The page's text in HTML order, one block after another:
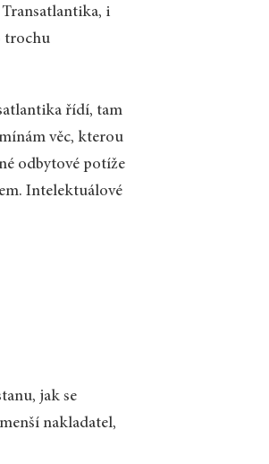
i
trochu
řídí, tam
věc, kterou
odbytové potíže
Intelektuálové
jak se
nakladatel,